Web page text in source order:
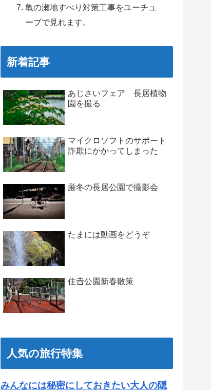
亀の瀬地すべり対策工事をユーチュ
ーブで見れます。
新着記事
あじさいフェア 長居植物
園を撮る
マイクロソフトのサポート
詐欺にかかってしまった
厳冬の長居公園で撮影会
たまには動画をどうぞ
住𠮷公園新春散策
人気の旅行特集
みんなには秘密にしておきたい大人の隠